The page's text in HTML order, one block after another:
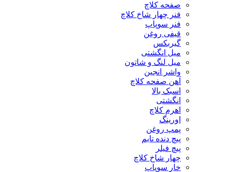
صفحه کلاچ
فنر چهار شاخ کلاچ
فنر سوپاپ
قیفی روغن
گیربکس
میل انگشتی
میل لنگ و شاتون
واشر انجین
آهن صفحه کلاچ
اسبک بالا
انگشتی
اهرم کلاچ
اورینگ
پمپ روغن
پیچ دنده تایم
پیچ فیلر
چهار شاخ کلاچ
خار سوپاپ